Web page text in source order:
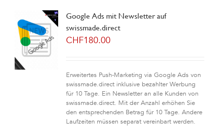
Google Ads mit Newsletter auf
swissmade.direct
CHF180.00
Erweitertes Push-Marketing via Google Ads von
swissmade.direct inklusive bezahlter Werbung
für 10 Tage. Ein Newsletter an alle Kunden von
swissmade.direct. Mit der Anzahl erhöhen Sie
den entsprechenden Betrag für 10 Tage. Andere
Laufzeiten müssen separat vereinbart werden.